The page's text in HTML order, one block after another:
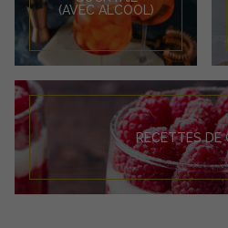
(AVEC ALCOOL)
RECETTES DE